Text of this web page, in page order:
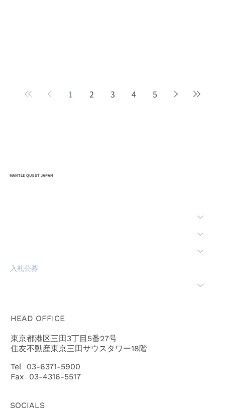
1 2 3 4 5
MANTLE QUEST JAPAN
入札公募
HEAD OFFICE
東京都港区三田3丁目5番27号
住友不動産東京三田サウスタワー18階
Tel 03-6371-5900
Fax 03-4316-5517
SOCIALS